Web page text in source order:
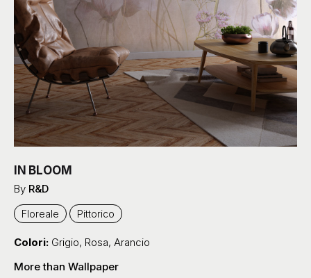
Floreale Pittorico
Colori: Grigio ,Rosa,Arancio
More than Wallpaper